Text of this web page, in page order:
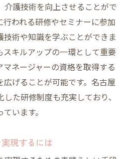
介護技術を向上させることがで
われる研修やセミナーに参加
術や知識を学ぶことができま
キルアップの一環として重要
ネージャーの資格を取得する
広げることが可能です。名古屋
た研修制度も充実しており、
います。
現するには